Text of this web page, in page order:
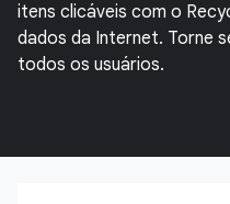
itens clicáveis com o
dados da Internet. Torne
todos os usuários.